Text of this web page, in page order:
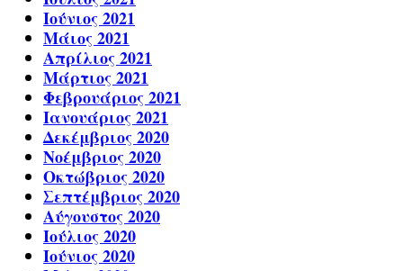
Ιούνιος 2021
Μάιος 2021
Απρίλιος 2021
Μάρτιος 2021
Φεβρουάριος 2021
Ιανουάριος 2021
Δεκέμβριος 2020
Νοέμβριος 2020
Οκτώβριος 2020
Σεπτέμβριος 2020
Αύγουστος 2020
Ιούλιος 2020
Ιούνιος 2020